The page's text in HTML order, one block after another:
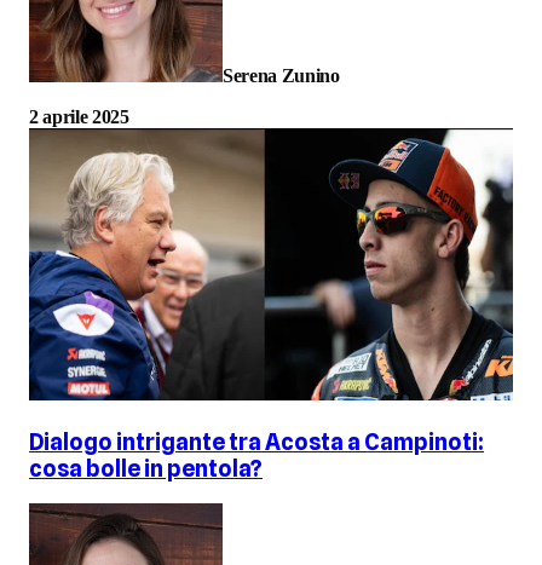
Serena Zunino
2 aprile 2025
Dialogo intrigante tra Acosta a Campinoti:
cosa bolle in pentola?